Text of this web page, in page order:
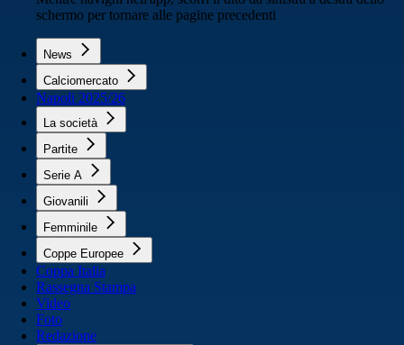
schermo per tornare alle pagine precedenti
News
Calciomercato
Napoli 2025/26
La società
Partite
Serie A
Giovanili
Femminile
Coppe Europee
Coppa Italia
Rassegna Stampa
Video
Foto
Redazione